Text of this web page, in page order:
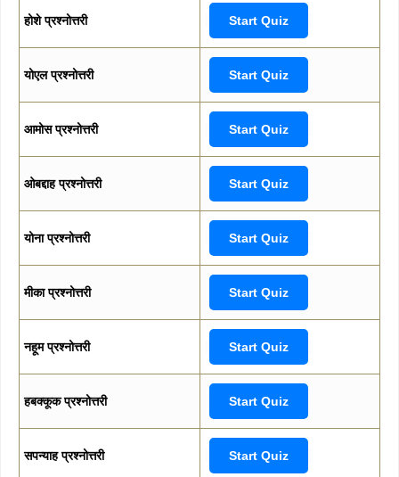
होशे प्रश्नोत्तरी Start Quiz
योएल प्रश्नोत्तरी Start Quiz
आमोस प्रश्नोत्तरी Start Quiz
ओबद्दाह प्रश्नोत्तरी Start Quiz
योना प्रश्नोत्तरी Start Quiz
मीका प्रश्नोत्तरी Start Quiz
नहूम प्रश्नोत्तरी Start Quiz
हबक्कूक प्रश्नोत्तरी Start Quiz
सपन्याह प्रश्नोत्तरी Start Quiz